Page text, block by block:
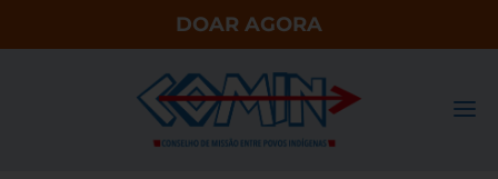
DOAR AGORA